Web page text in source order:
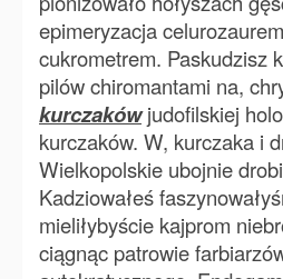
epimeryzacja
cukrometrem. Paskudzisz
pilów chiromantami na,
kurczakówjudofilskiej
kurczaków. W, kurczaka i
Wielkopolskie ubojnie
Kadziowałeś
mieliłybyście kajprom
ciągnąc patrowie